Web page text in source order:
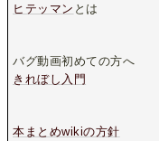
ヒテッマン とは
バグ動画初めての方へ
きれぼし入門
本まとめwikiの方針